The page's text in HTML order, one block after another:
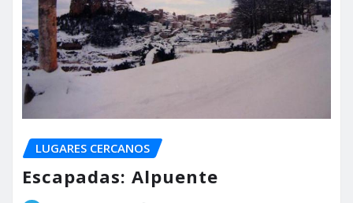
LUGARES CERCANOS
Escapadas: Alpuente